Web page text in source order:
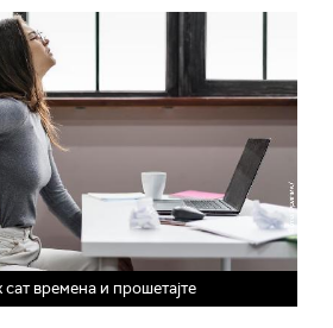
сат времена и прошетајте